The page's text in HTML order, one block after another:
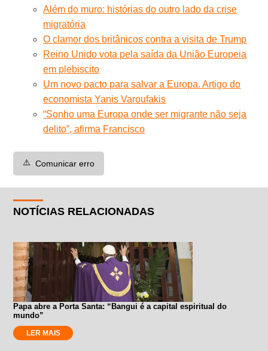
Além do muro: histórias do outro lado da crise
migratória
O clamor dos britânicos contra a visita de Trump
Reino Unido vota pela saída da União Europeia
em plebiscito
Um novo pacto para salvar a Europa. Artigo do
economista Yanis Varoufakis
“Sonho uma Europa onde ser migrante não seja
delito”, afirma Francisco
⚠️ Comunicar erro
NOTÍCIAS RELACIONADAS
Papa abre a Porta Santa: “Bangui é a capital espiritual do
mundo”
LER MAIS